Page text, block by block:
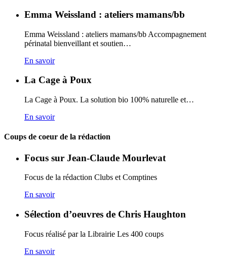
Emma Weissland : ateliers mamans/bb
Emma Weissland : ateliers mamans/bb Accompagnement
périnatal bienveillant et soutien…
En savoir
La Cage à Poux
La Cage à Poux. La solution bio 100% naturelle et…
En savoir
Coups de coeur de la rédaction
Focus sur Jean-Claude Mourlevat
Focus de la rédaction Clubs et Comptines
En savoir
Sélection d’oeuvres de Chris Haughton
Focus réalisé par la Librairie Les 400 coups
En savoir